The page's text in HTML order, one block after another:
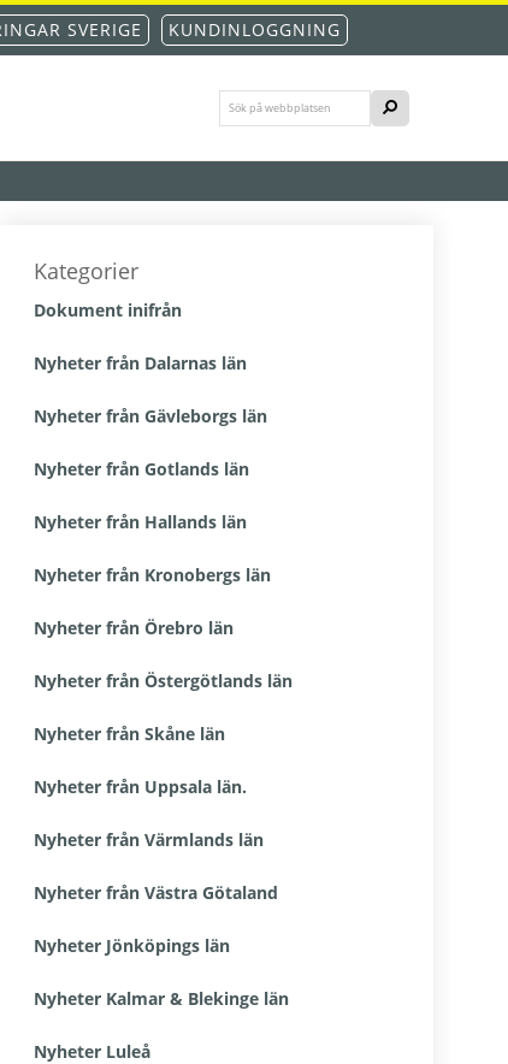
SVERIGE KUNDINLOGGNING
Sök
på
SÖK
sidofält
Kategorier
Dokument inifrån
Nyheter från Dalarnas län
Nyheter från Gävleborgs län
Nyheter från Gotlands län
Nyheter från Hallands län
Nyheter från Kronobergs län
Nyheter från Örebro län
Nyheter från Östergötlands län
Nyheter från Skåne län
Nyheter från Uppsala län.
Nyheter från Värmlands län
Nyheter från Västra Götaland
Nyheter Jönköpings län
Nyheter Kalmar & Blekinge län
Nyheter Luleå